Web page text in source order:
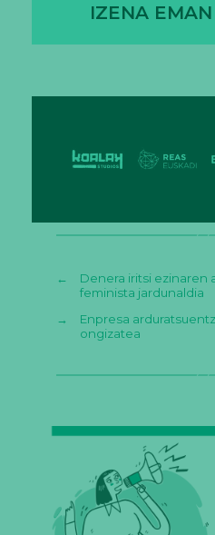
IZENA
←
Denera iritsi ezinaren
feminista jardunaldia
→
Enpresa
ongizatea